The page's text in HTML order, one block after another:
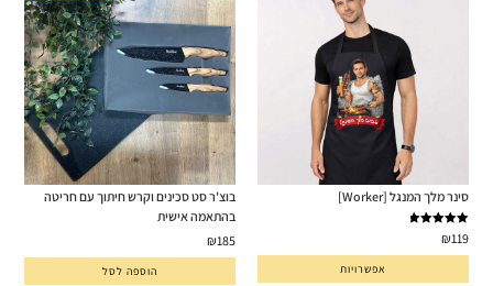
סינר מלך המנגל [Worker]
דורג5.00₪119
אפשרויות
בוצ'ר סט סכינים וקרש חיתוך עם חריטה
בהתאמה אישית
₪185
הוספה לסל